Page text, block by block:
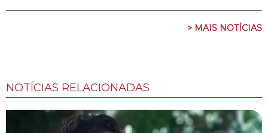
> MAIS NOTÍCIAS
NOTÍCIAS RELACIONADAS